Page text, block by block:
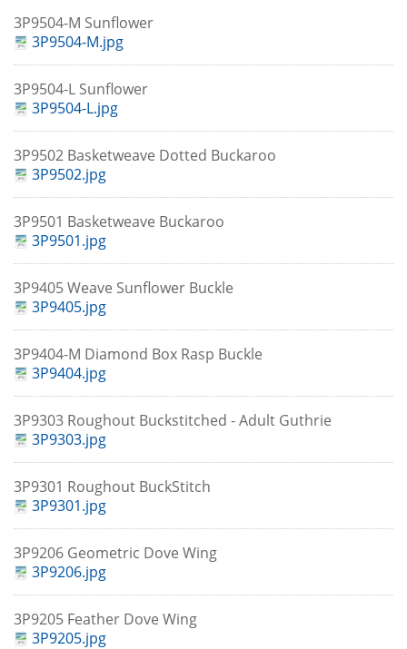
3P9504-M Sunflower
3P9504-M.jpg
3P9504-L Sunflower
3P9504-L.jpg
3P9502 Basketweave Dotted Buckaroo
3P9502.jpg
3P9501 Basketweave Buckaroo
3P9501.jpg
3P9405 Weave Sunflower Buckle
3P9405.jpg
3P9404-M Diamond Box Rasp Buckle
3P9404.jpg
3P9303 Roughout Buckstitched - Adult Guthrie
3P9303.jpg
3P9301 Roughout BuckStitch
3P9301.jpg
3P9206 Geometric Dove Wing
3P9206.jpg
3P9205 Feather Dove Wing
3P9205.jpg